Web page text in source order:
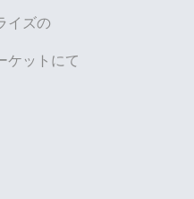
イズの
ケットにて